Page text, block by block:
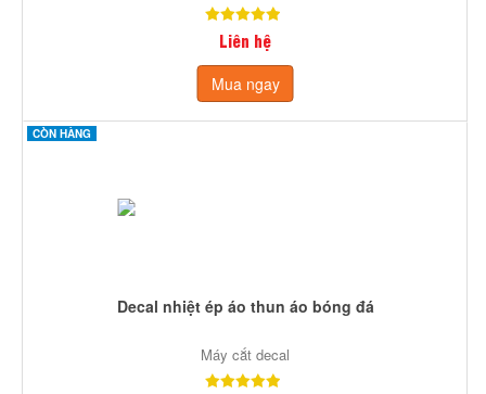
Liên hệ
Mua ngay
CÒN HÀNG
Decal nhiệt ép áo thun áo bóng đá
Máy cắt decal